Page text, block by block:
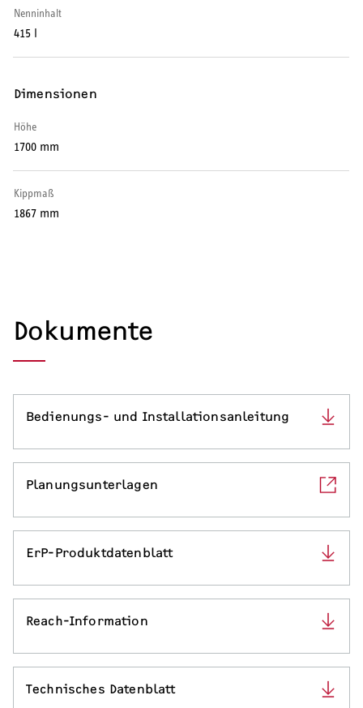
Lüftungsanlagen
SERVICE
Nenninhalt
415 l
Dimensionen
Höhe
1700 mm
Kippmaß
1867 mm
Dokumente
Bedienungs- und Installationsanleitung
Planungsunterlagen
ErP-Produktdatenblatt
Reach-Information
Technisches Datenblatt